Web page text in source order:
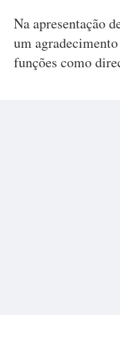
Na apresentação
um
funções como